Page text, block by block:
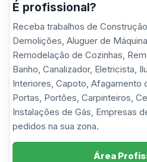
É profissional?
Receba trabalhos de
Demolições, Aluguer de
Remodelação de Cozinhas,
Banho, Canalizador, Eletricista,
Interiores, Capoto, Afagamento
Portas, Portões, Carpinteiros,
Instalações de Gás, Empresas
pedidos na sua zona.
Área